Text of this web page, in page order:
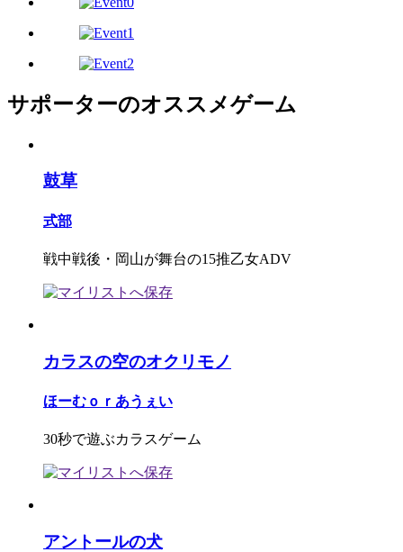
サポーターのオススメゲーム
鼓草
式部
戦中戦後・岡山が舞台の15推乙女ADV
カラスの空のオクリモノ
ほーむｏｒあうぇい
30秒で遊ぶカラスゲーム
アントールの犬